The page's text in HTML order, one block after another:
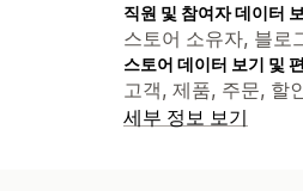
직원 및 참여자 데이터
스토어 소유자, 블로
스토어 데이터 보기 및
고객, 제품, 주문, 할
세부 정보 보기